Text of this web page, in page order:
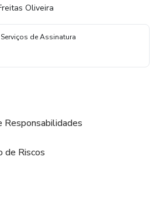
Oliveira
de Assinatura
Responsabilidades
de Riscos